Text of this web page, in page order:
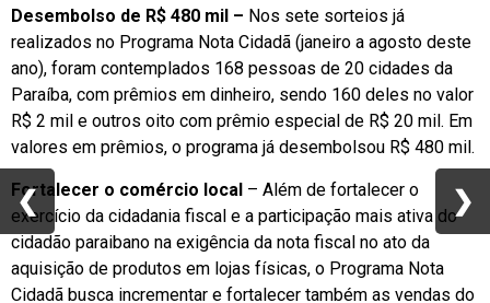
Desembolso de R$ 480 mil – Nos sete sorteios já
realizados no Programa Nota Cidadã (janeiro a agosto deste
ano), foram contemplados 168 pessoas de 20 cidades da
Paraíba, com prêmios em dinheiro, sendo 160 deles no valor
R$ 2 mil e outros oito com prêmio especial de R$ 20 mil. Em
valores em prêmios, o programa já desembolsou R$ 480 mil.
Fortalecer o comércio local – Além de fortalecer o
exercício da cidadania fiscal e a participação mais ativa do
cidadão paraibano na exigência da nota fiscal no ato da
aquisição de produtos em lojas físicas, o Programa Nota
Cidadã busca incrementar e fortalecer também as vendas do
❮ ❯
❮ ❯